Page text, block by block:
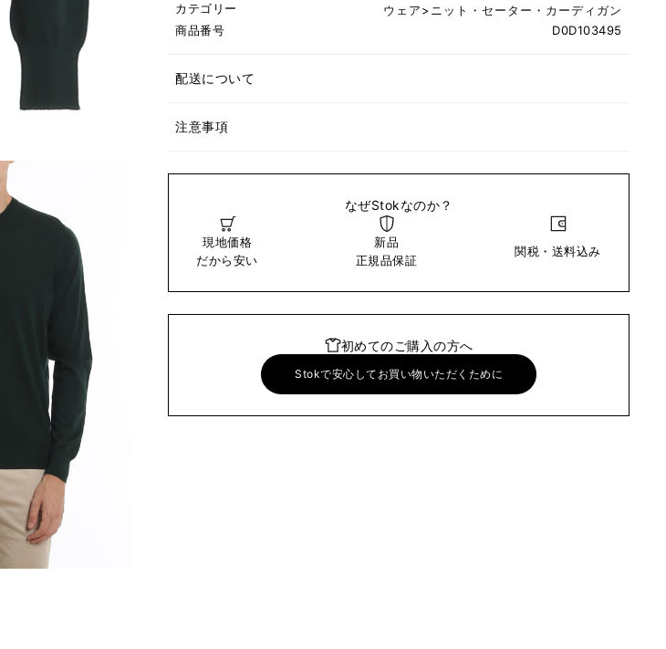
カテゴリー
ウェア> ニット・セーター・カーディガン
商品番号
D0D103495
配送について
注意事項
なぜStokなのか？
現地価格
だから安い
新品
正規品保証
関税・送料込み
初めてのご購入の方へ
Stokで安心してお買い物いただくために